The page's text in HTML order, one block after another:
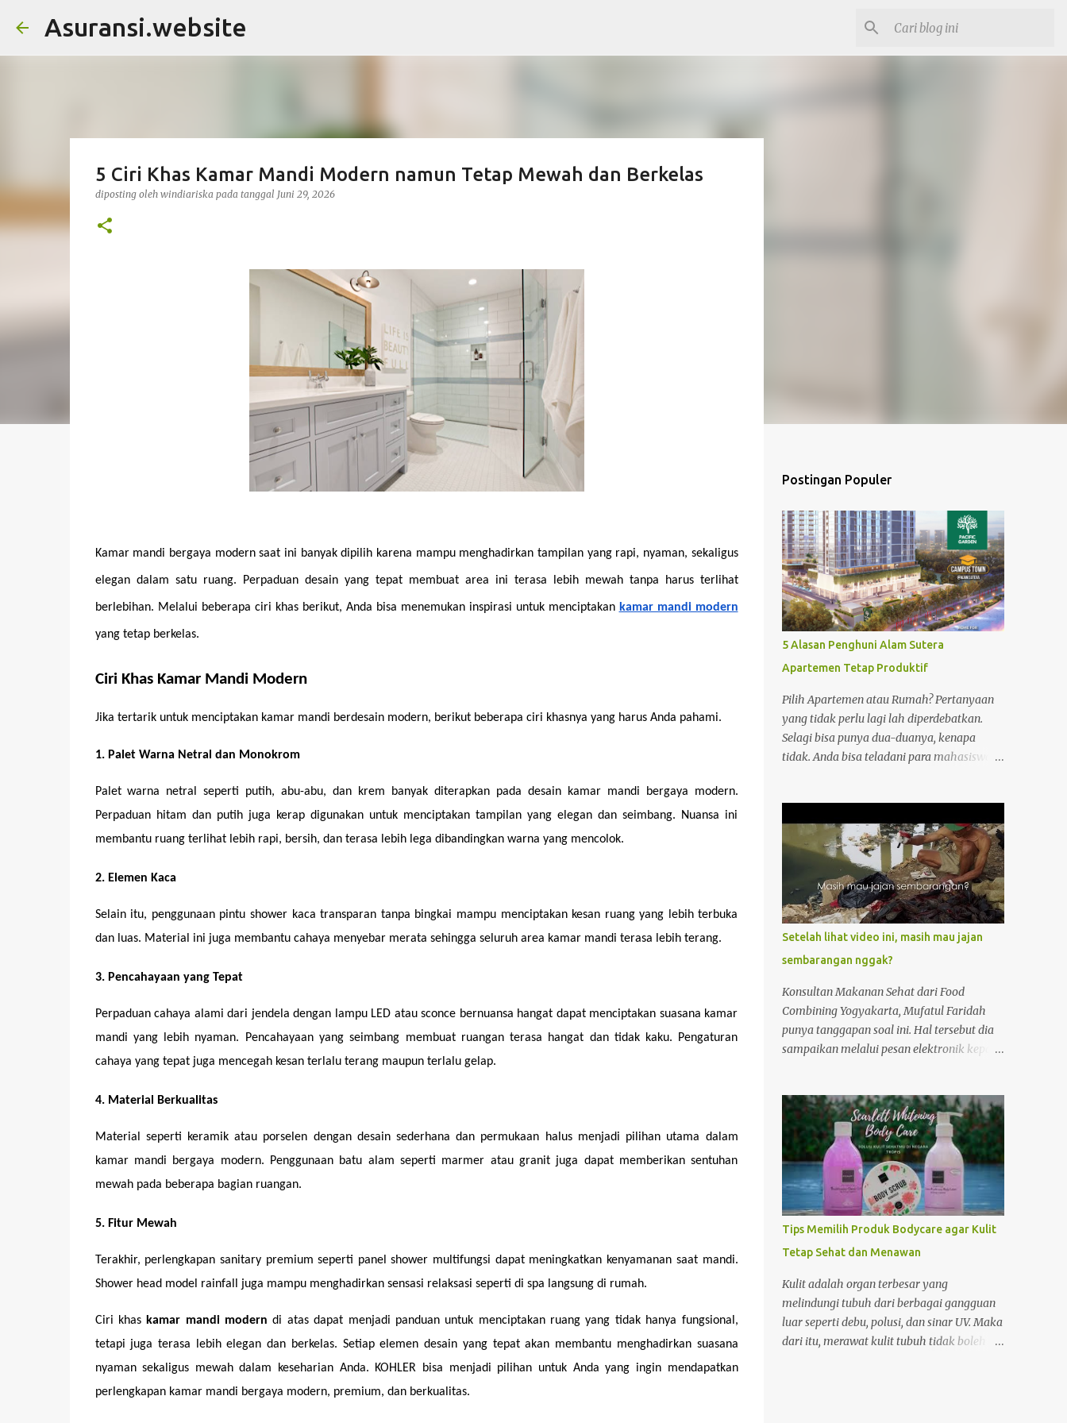
Asuransi.website
5 Ciri Khas Kamar Mandi Modern namun Tetap Mewah dan Berkelas
diposting oleh windiariska pada tanggal Juni 29, 2026
Kamar mandi bergaya modern saat ini banyak dipilih karena mampu menghadirkan tampilan yang rapi, nyaman, sekaligus
elegan dalam satu ruang. Perpaduan desain yang tepat membuat area ini terasa lebih mewah tanpa harus terlihat
berlebihan. Melalui beberapa ciri khas berikut, Anda bisa menemukan inspirasi untuk menciptakan kamar mandi modern
yang tetap berkelas.
Ciri Khas Kamar Mandi Modern
Jika tertarik untuk menciptakan kamar mandi berdesain modern, berikut beberapa ciri khasnya yang harus Anda pahami.
1. Palet Warna Netral dan Monokrom
Palet warna netral seperti putih, abu-abu, dan krem banyak diterapkan pada desain kamar mandi bergaya modern.
Perpaduan hitam dan putih juga kerap digunakan untuk menciptakan tampilan yang elegan dan seimbang. Nuansa ini
membantu ruang terlihat lebih rapi, bersih, dan terasa lebih lega dibandingkan warna yang mencolok.
2. Elemen Kaca
Selain itu, penggunaan pintu shower kaca transparan tanpa bingkai mampu menciptakan kesan ruang yang lebih terbuka
dan luas. Material ini juga membantu cahaya menyebar merata sehingga seluruh area kamar mandi terasa lebih terang.
3. Pencahayaan yang Tepat
Perpaduan cahaya alami dari jendela dengan lampu LED atau sconce bernuansa hangat dapat menciptakan suasana kamar
mandi yang lebih nyaman. Pencahayaan yang seimbang membuat ruangan terasa hangat dan tidak kaku. Pengaturan
cahaya yang tepat juga mencegah kesan terlalu terang maupun terlalu gelap.
4. Material Berkualitas
Material seperti keramik atau porselen dengan desain sederhana dan permukaan halus menjadi pilihan utama dalam
kamar mandi bergaya modern. Penggunaan batu alam seperti marmer atau granit juga dapat memberikan sentuhan
mewah pada beberapa bagian ruangan.
5. Fitur Mewah
Terakhir, perlengkapan sanitary premium seperti panel shower multifungsi dapat meningkatkan kenyamanan saat mandi.
Shower head model rainfall juga mampu menghadirkan sensasi relaksasi seperti di spa langsung di rumah.
Ciri khas kamar mandi modern di atas dapat menjadi panduan untuk menciptakan ruang yang tidak hanya fungsional,
tetapi juga terasa lebih elegan dan berkelas. Setiap elemen desain yang tepat akan membantu menghadirkan suasana
nyaman sekaligus mewah dalam keseharian Anda. KOHLER bisa menjadi pilihan untuk Anda yang ingin mendapatkan
perlengkapan kamar mandi bergaya modern, premium, dan berkualitas.
Postingan Populer
5 Alasan Penghuni Alam Sutera
Apartemen Tetap Produktif
Pilih Apartemen atau Rumah? Pertanyaan
yang tidak perlu lagi lah diperdebatkan.
Selagi bisa punya dua-duanya, kenapa
tidak. Anda bisa teladani para mahasiswa
Alam Sutera Apartemen . Kenapa banyak
mahasiswa menjatuhkan pilihan pada
apartemen ini? Karena mereka ingin tetap
produktif tanpa ada halangan ruang dan
waktu. Apalagi di Tangerang persaingan
kerja semakin ketat. Kenapa Apartemen
Alam Sutera Menciptakan Suasana
Produktif? Kenapa produktifitas mahasiswa
dan para penghuni apartemen yang super
stylish di Tangerang ini bisa naik?
Perawatan Tidak Ribet Orang-orang yang
hidup di era ini tuh "big no no" lah dengan
lebih memilih pesan makanan lewat
aplikasi online. Dari pada masak sendiri.
Apalagi soal hunian Kalau di rumah, harus
bayar asisten rumah tangga dulu untuk
menciptakan lingkungan...
Setelah lihat video ini, masih mau jajan
sembarangan nggak?
Konsultan Makanan Sehat dari Food
Combining Yogyakarta, Mufatul Faridah
punya tanggapan soal ini. Hal tersebut dia
sampaikan melalui pesan elektronik kepada
Ciliwung ataupun sungai kotor lainnya
tidak layak untuk dikonsumsi. Hal ini
lantaran ikan sapu-sapu tergolong
pemakan sampah. "Ikan sapu-sapu
tergolong pemakan sampah.bahaya jika
dikonsumsi atau dijadikan bahan baku
siomay yang harusnya memakai ikan
tenggiri," kata Mufa. Namun ikan Sapu-
sapu layak di konsumsi jika diternak
sendiri. Sehingga bisa menjamin kualitas
makanannya. "Ikan sapu-sapu layak
dikonsumsi jika diternak sendiri.sehingga
terjamin kualitas pakannya. kalau yang
Tips Memilih Produk Bodycare agar Kulit
Tetap Sehat dan Menawan
Kulit adalah organ terbesar yang
melindungi tubuh dari berbagai gangguan
luar seperti debu, polusi, dan sinar UV. Maka
dari itu, merawat kulit tubuh tidak boleh